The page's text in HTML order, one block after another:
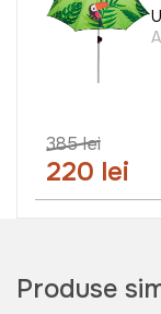
385 lei
220 lei
Produse